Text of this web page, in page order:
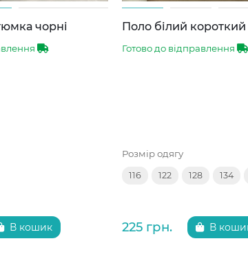
чорні
В кошик
Поло білий короткий
Готово до відправлення
Розмір одягу
116 122 128 134
225 грн. В